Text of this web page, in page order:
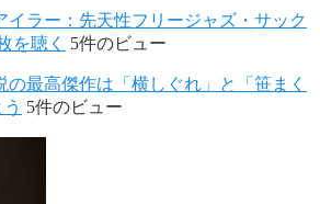
イラー：先天性フリージャズ・サック
を聴く
5件のビュー
の最高傑作は「横しぐれ」と「笹まく
5件のビュー